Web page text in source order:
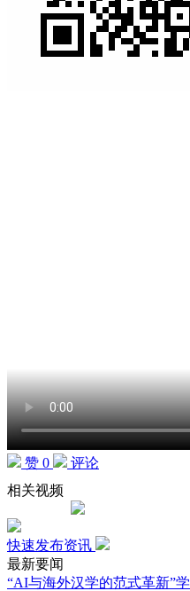
赞 0
评论
相关视频
快速发布资讯
最新要闻
“AI与海外汉学的范式革新”